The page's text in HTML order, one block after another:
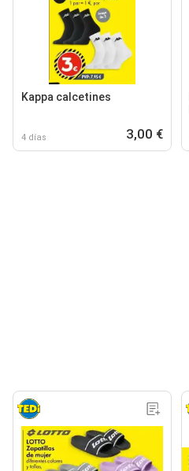
Kappa calcetines
4 días 3,00 €